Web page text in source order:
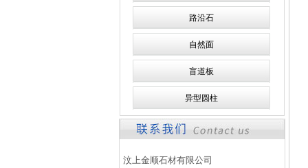
路沿石
自然面
盲道板
异型圆柱
汶上金顺石材有限公司